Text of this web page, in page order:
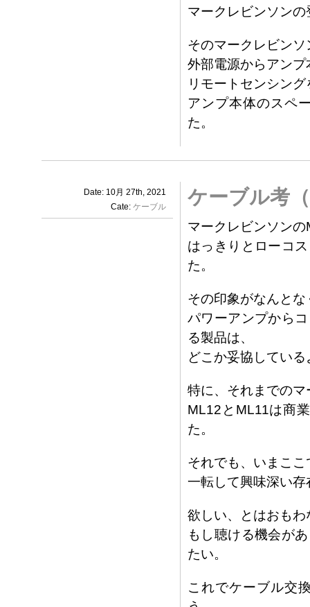
マークレビンソン
そのマークレビン
外部電源からアン
リモートセンシン
アンプ本体のスペ
た。
Date: 10月 27th, 2021
Cate: ケーブル ケーブル考
マークレビンソン
はっきりとローコ
た。
その印象がなんと
パワーアンプから
る製品は、
どこか妥協してい
特に、それまでの
ML12とML11は商
た。
それでも、いまこ
一転して興味深い存
欲しい、とはおも
もし聴ける機会が
たい。
これでケーブル交